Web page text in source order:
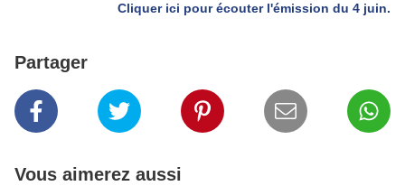
Cliquer ici pour écouter l'émission du 4 juin.
Partager
Vous aimerez aussi